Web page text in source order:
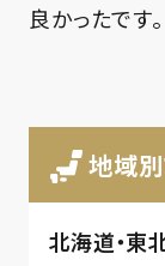
良かったです。
地域
北海道・東